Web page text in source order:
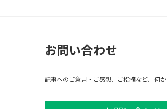
お問い合わせ
記事へのご意見・ご感想、ご指摘など、 何